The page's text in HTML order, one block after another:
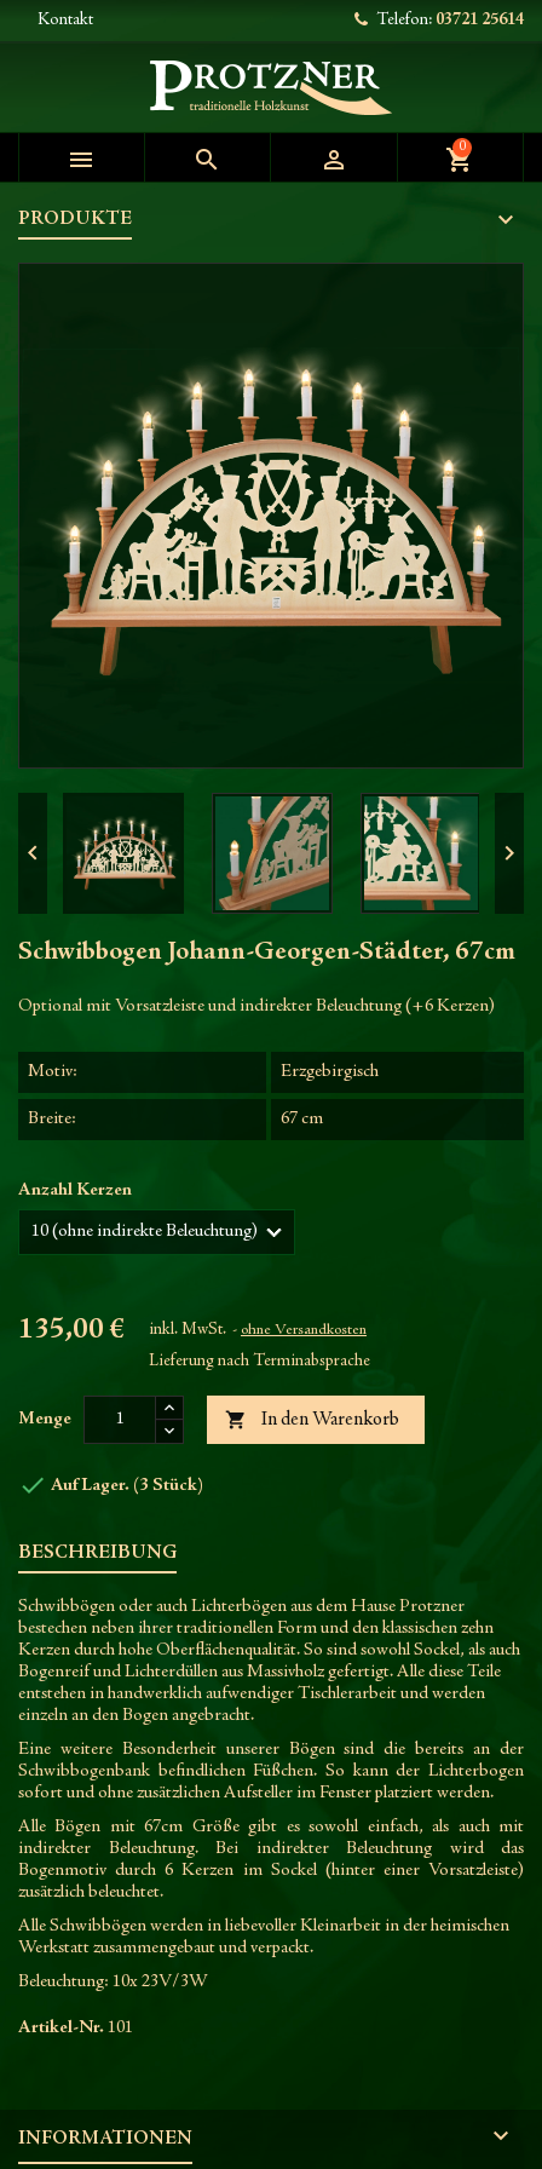
Kontakt Telefon: 03721 25614
   shopping_cart
0
PRODUKTE
 
Schwibbogen Johann-Georgen-Städter, 67cm
Optional mit Vorsatzleiste und indirekter Beleuchtung (+6 Kerzen)
Motiv: Erzgebirgisch
Breite: 67 cm
Anzahl Kerzen
135,00 € inkl. MwSt. ohne Versandkosten
Lieferung nach Terminabsprache
Menge  In den Warenkorb
 Auf Lager. (3 Stück)
BESCHREIBUNG
Schwibbögen oder auch Lichterbögen aus dem Hause Protzner
bestechen neben ihrer traditionellen Form und den klassischen zehn
Kerzen durch hohe Oberflächenqualität. So sind sowohl Sockel, als auch
Bogenreif und Lichterdüllen aus Massivholz gefertigt. Alle diese Teile
entstehen in handwerklich aufwendiger Tischlerarbeit und werden
einzeln an den Bogen angebracht.
Eine weitere Besonderheit unserer Bögen sind die bereits an der
Schwibbogenbank befindlichen Füßchen. So kann der Lichterbogen
sofort und ohne zusätzlichen Aufsteller im Fenster platziert werden.
Alle Bögen mit 67cm Größe gibt es sowohl einfach, als auch mit
indirekter Beleuchtung. Bei indirekter Beleuchtung wird das
Bogenmotiv durch 6 Kerzen im Sockel (hinter einer Vorsatzleiste)
zusätzlich beleuchtet.
Alle Schwibbögen werden in liebevoller Kleinarbeit in der heimischen
Werkstatt zusammengebaut und verpackt.
Beleuchtung: 10x 23V/3W
Artikel-Nr. 101
INFORMATIONEN 